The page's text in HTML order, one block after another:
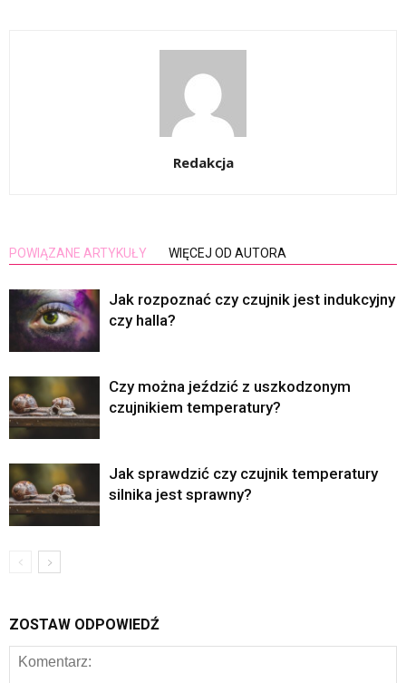
Redakcja
POWIĄZANE ARTYKUŁY WIĘCEJ OD AUTORA
Jak rozpoznać czy czujnik jest indukcyjny
czy halla?
Czy można jeździć z uszkodzonym
czujnikiem temperatury?
Jak sprawdzić czy czujnik temperatury
silnika jest sprawny?
ZOSTAW ODPOWIEDŹ